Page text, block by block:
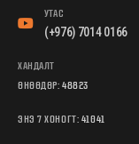
УТАС
(+976) 7014 0166
ХАНДАЛТ
ӨНӨӨДӨР:48823
ЭНЭ 7 ХОНОГТ:41041